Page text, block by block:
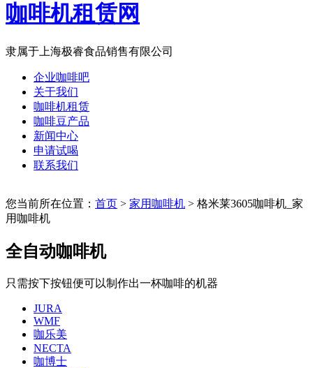
咖啡机租赁网
隶属于上海极睿食品销售有限公司
企业咖啡吧
关于我们
咖啡机租赁
咖啡豆产品
新闻中心
申请试喝
联系我们
您当前所在位置： 首页 > 家用咖啡机 > 格米莱3605咖啡机_家
用咖啡机
全自动咖啡机
只需按下按钮便可以制作出一杯咖啡的机器
JURA
WMF
咖乐美
NECTA
咖博士